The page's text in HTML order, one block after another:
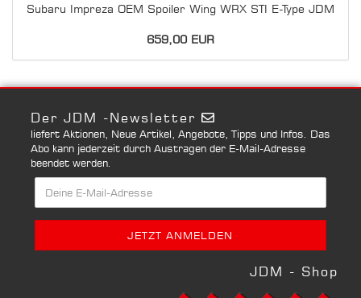
Subaru Impreza OEM Spoiler Wing WRX STI E-Type JDM
659,00 EUR
Der JDM -Newsletter
liefert Aktionen, Neue Artikel, Angebote, Tipps und Infos. Das
Abo kann jederzeit durch Austragen der E-Mail-Adresse
beendet werden.
JDM - Shop